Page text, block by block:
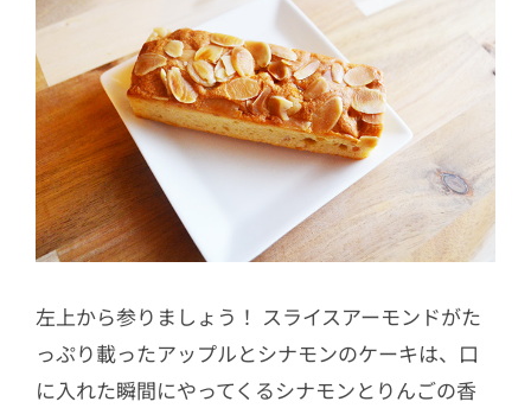
左上から参りましょう！ スライスアーモンドがた
っぷり載ったアップルとシナモンのケーキは、口
に入れた瞬間にやってくるシナモンとりんごの香